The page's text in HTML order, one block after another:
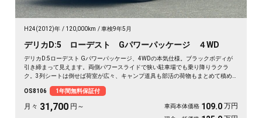
H24(2012)年 120,000km 車検9年5月
デリカD:5 ローデスト Gパワーパッケージ ４WD
デリカD:5ローデスト Gパワーパッケージ、4WDの本気仕様。ブラックボディが
引き締まって見えます。両側パワースライドで狭い駐車場でも乗り降りラクラ
ク。3列シートは倒せば荷室が広々、キャンプ道具も部活の荷物もまとめて積め
遠出も、これ一台で頼れる相棒に🚗✨💺🙌。安心して長く乗れる《1年保証付》で
す😊
OS8106 1年間無料保証付
月々 31,700 円～ 車両本体価格 109.0 万円